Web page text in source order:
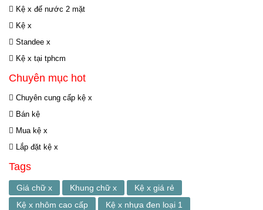
Kệ x đế nước 2 mặt
Kệ x
Standee x
Kệ x tại tphcm
Chuyên mục hot
Chuyên cung cấp kệ x
Bán kệ
Mua kệ x
Lắp đặt kệ x
Tags
Giá chữ x Khung chữ x
Kệ x giá rẻ
Kệ x nhôm cao cấp
Kệ x nhựa đen loại 1